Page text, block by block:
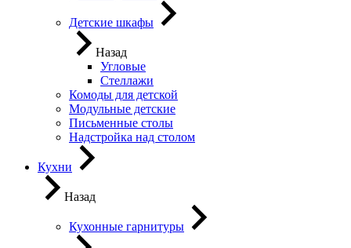
Детские шкафы
Назад
Угловые
Стеллажи
Комоды для детской
Модульные детские
Письменные столы
Надстройка над столом
Кухни
Назад
Кухонные гарнитуры